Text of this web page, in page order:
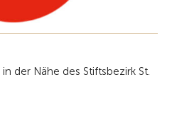
in der Nähe des Stiftsbezirk St.